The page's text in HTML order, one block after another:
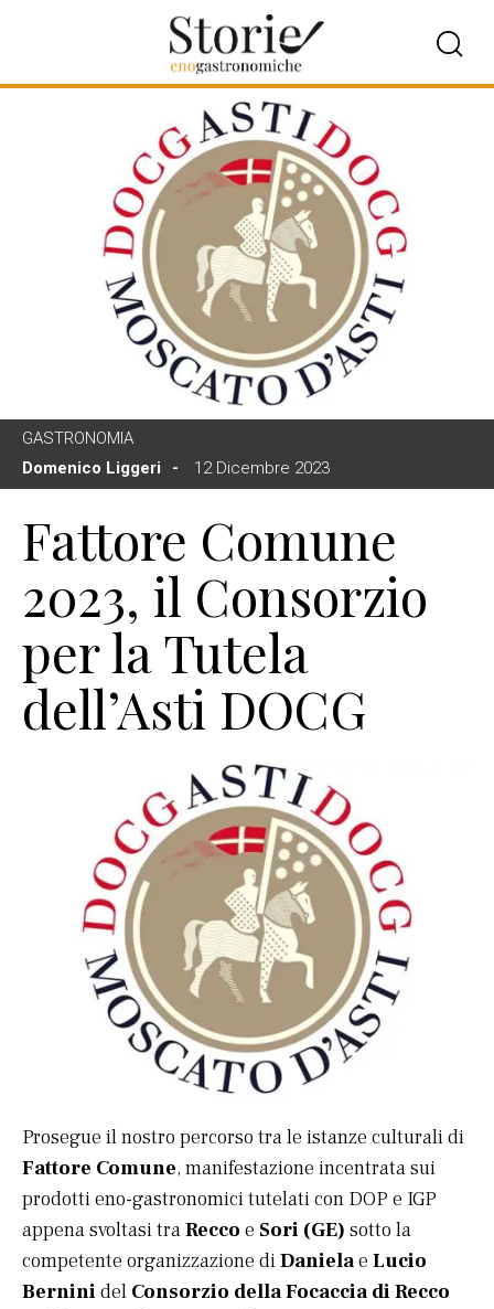
GASTRONOMIA
Domenico Liggeri
12 Dicembre 2023
Fattore Comune
2023, il Consorzio
per la Tutela
dell’Asti DOCG
Prosegue il nostro percorso tra le istanze culturali di
Fattore Comune, manifestazione incentrata sui
prodotti eno-gastronomici tutelati con DOP e IGP
appena svoltasi traRecco e Sori (GE) sotto la
competente organizzazione diDanielae Lucio
Bernini del Consorzio della Focaccia di Recco